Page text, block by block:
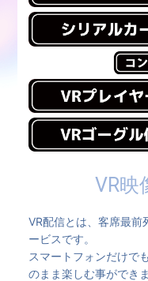
VR映
VR配信とは、客席最前
ービスです。
スマートフォンだけで
のまま楽しむ事ができ